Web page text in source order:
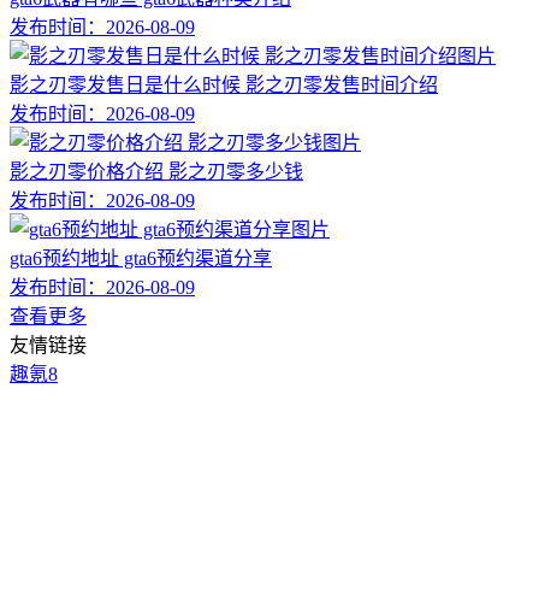
发布时间： 2026-08-09
影之刃零发售日是什么时候 影之刃零发售时间介绍
发布时间： 2026-08-09
影之刃零价格介绍 影之刃零多少钱
发布时间： 2026-08-09
gta6预约地址 gta6预约渠道分享
发布时间： 2026-08-09
查看更多
友情链接
趣氪8